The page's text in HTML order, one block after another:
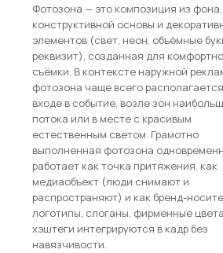
Фотозона — это композиция из фона,
конструктивной основы и
элементов (свет, неон, объёмные
реквизит), созданная для
съёмки. В контексте наружной
фотозона чаще всего
входе в событие, возле зон
потока или в месте с красивым
естественным светом. Грамотно
выполненная фотозона
работает как точка притяжения, как
медиаобъект (люди снимают и
распространяют) и как бренд-
логотипы, слоганы, фирменные
хэштеги интегрируются в кадр без
навязчивости.